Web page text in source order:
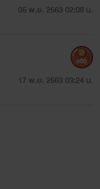
05 พ.ย. 2563 02:08 น.
17 พ.ย. 2563 03:24 น.
600